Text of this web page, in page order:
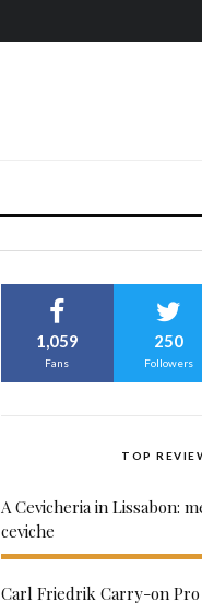
1,059
Fans
250
Followers
TOP
A Cevicheria in Lissabon:
ceviche
Carl Friedrik Carry-on Pro